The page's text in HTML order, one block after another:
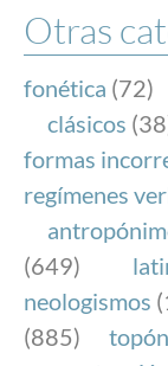
NOTICIAS
SOBRE
FundéuRAE
y la Real
el buen uso
Internet.
Otras
fonética (72)
clásicos
formas
regímenes
(649)
neologismos
(885)